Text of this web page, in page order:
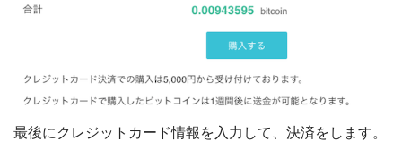
最後にクレジットカード情報を入力して、決済をします。